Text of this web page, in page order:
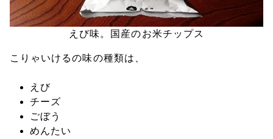
えび味。国産のお米チップス
こりゃいけるの味の種類は、
えび
チーズ
ごぼう
めんたい